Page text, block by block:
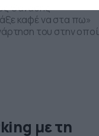
Θανάσης
καφέ να στα πω»
του στην
με τη